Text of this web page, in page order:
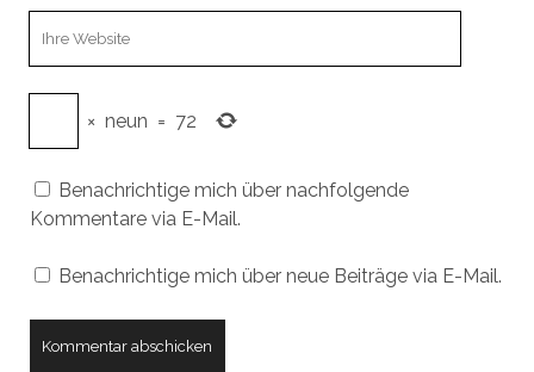
× neun = 72
Benachrichtige mich über nachfolgende
Kommentare via E-Mail.
Benachrichtige mich über neue Beiträge via E-Mail.